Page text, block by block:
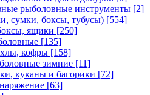
рыболовные инструменты [2]
сумки, боксы, тубусы) [554]
ящики [250]
[135]
кофры [158]
зимние [11]
куканы и багорики [72]
[63]